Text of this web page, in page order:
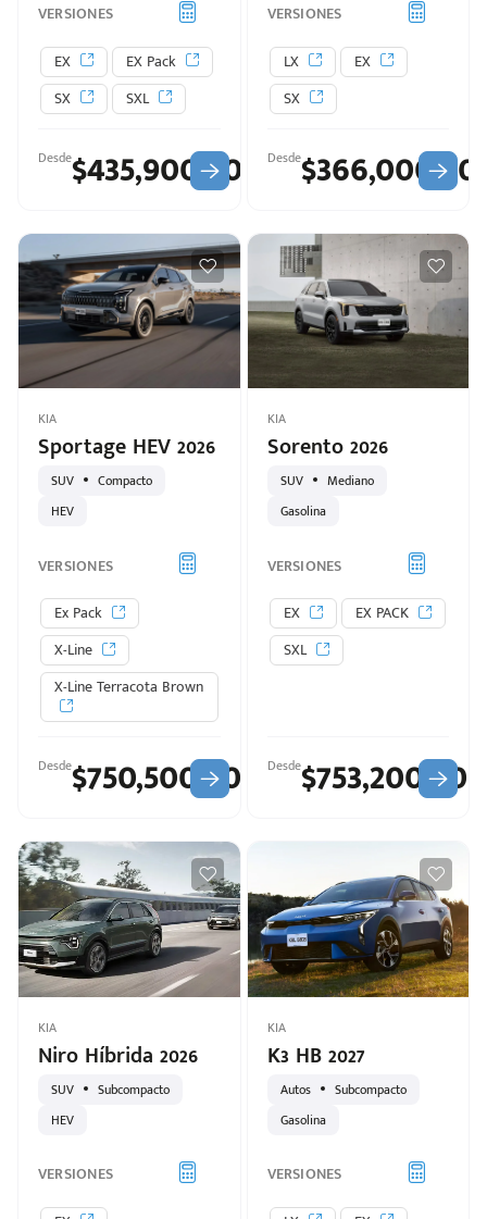
Escríbenos
+528121278366
Código
Postal
VERSIONES
EX
EX Pack
SX
SXL
$435,900.00
Desde
VERSIONES
LX
EX
SX
$366,000.00
Desde
Sportage HEV 2026
KIA
SUV
Compacto
HEV
VERSIONES
Ex Pack
X-Line
X-Line Terracota Brown
$750,500.00
Desde
Sorento 2026
KIA
SUV
Mediano
Gasolina
VERSIONES
EX
EX PACK
SXL
$753,200.00
Desde
Niro Híbrida 2026
KIA
SUV
Subcompacto
HEV
VERSIONES
K3 HB 2027
KIA
Autos
Subcompacto
Gasolina
VERSIONES